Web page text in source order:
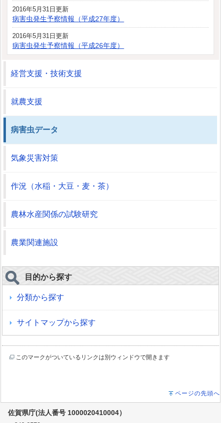
2016年5月31日更新
病害虫発生予察情報（平成27年度）
2016年5月31日更新
病害虫発生予察情報（平成26年度）
経営支援・技術支援
就農支援
病害虫データ
気象災害対策
作況（水稲・大豆・麦・茶）
農林水産関係の試験研究
農業関連施設
目的から探す
分類から探す
サイトマップから探す
このマークがついているリンクは別ウィンドウで開きます
ページの先頭へ
佐賀県庁(法人番号 1000020410004）